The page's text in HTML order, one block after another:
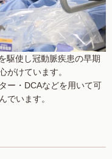
駆使し冠動脈疾患の早期
がけています。
ー・DCAなどを用いて可
でいます。